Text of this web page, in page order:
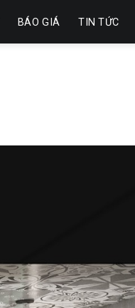
BÁO GIÁ TIN TỨC